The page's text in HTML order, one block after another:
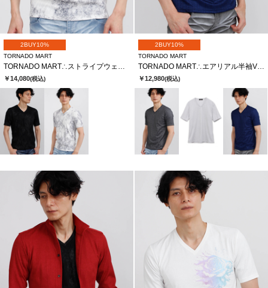
2BUY10%
TORNADO MART
￥14,080(税込)
2BUY10%
TORNADO MART
￥12,980(税込)